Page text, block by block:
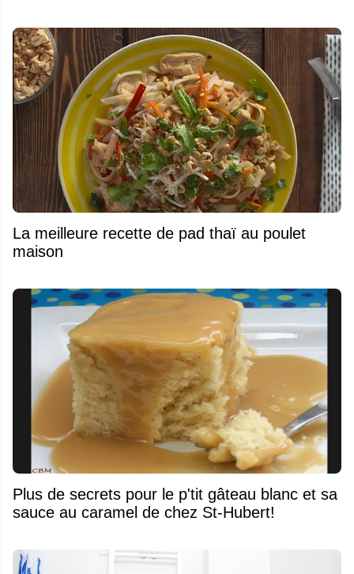
La meilleure recette de pad thaï au poulet
maison
Plus de secrets pour le p'tit gâteau blanc et sa
sauce au caramel de chez St-Hubert!